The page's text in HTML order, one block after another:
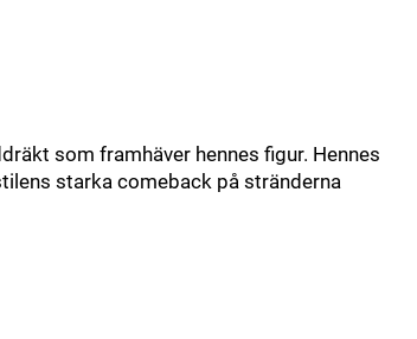
som framhäver hennes figur. Hennes
starka comeback på stränderna